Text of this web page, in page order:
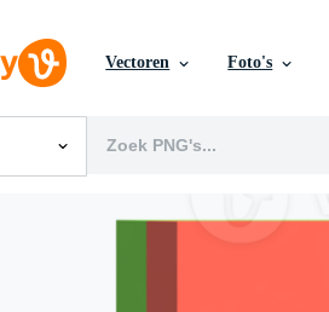
Vectoren Foto's